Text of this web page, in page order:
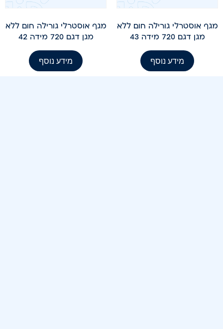
מגף אוסטרלי גורילה חום ללא
מגן דגם 720 מידה 43
מידע נוסף
מגף אוסטרלי גורילה חום ללא
מגן דגם 720 מידה 42
מידע נוסף